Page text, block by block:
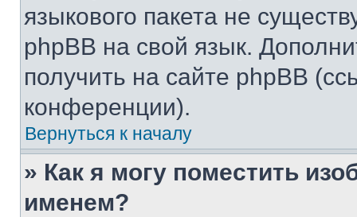
языкового пакета не
phpBB на свой язык.
получить на сайте phpBB
конференции).
Вернуться к началу
» Как я могу поместить
именем?